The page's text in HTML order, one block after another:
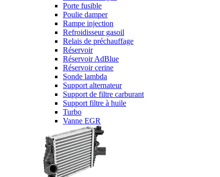
Porte fusible
Poulie damper
Rampe injection
Refroidisseur gasoil
Relais de préchauffage
Réservoir
Réservoir AdBlue
Réservoir cerine
Sonde lambda
Support alternateur
Support de filtre carburant
Support filtre à huile
Turbo
Vanne EGR